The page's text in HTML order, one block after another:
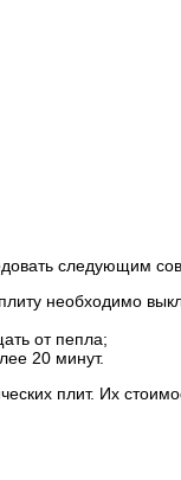
следующим
необходимо
от пепла;
20 минут.
плит. Их